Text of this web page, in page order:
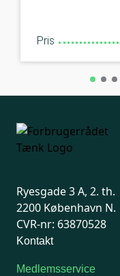
Pris
Ryesgade 3 A, 2. th.
2200 København N.
CVR-nr: 63870528
Kontakt
Medlemsservice